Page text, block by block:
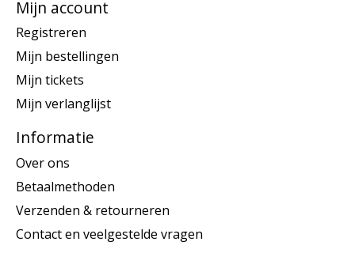
Mijn account
Registreren
Mijn bestellingen
Mijn tickets
Mijn verlanglijst
Informatie
Over ons
Betaalmethoden
Verzenden & retourneren
Contact en veelgestelde vragen